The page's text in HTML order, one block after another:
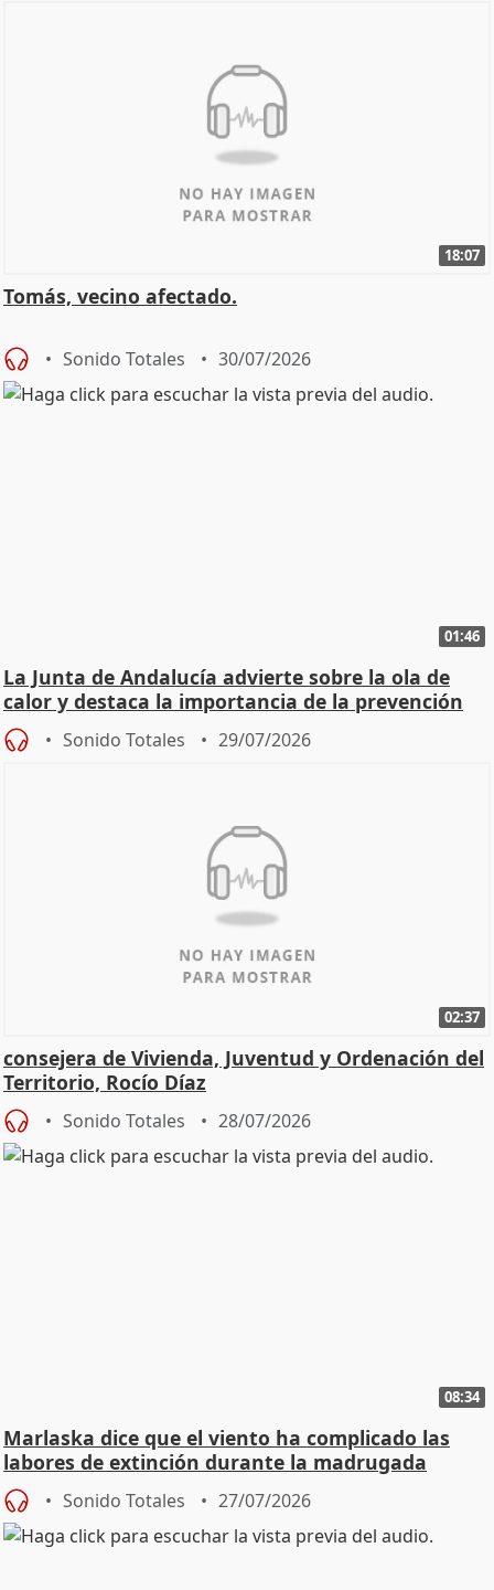
18:07
Tomás, vecino afectado.
Sonido Totales 30/07/2026
01:46
La Junta de Andalucía advierte sobre la ola de
calor y destaca la importancia de la prevención
Sonido Totales 29/07/2026
02:37
consejera de Vivienda, Juventud y Ordenación del
Territorio, Rocío Díaz
Sonido Totales 28/07/2026
08:34
Marlaska dice que el viento ha complicado las
labores de extinción durante la madrugada
Sonido Totales 27/07/2026